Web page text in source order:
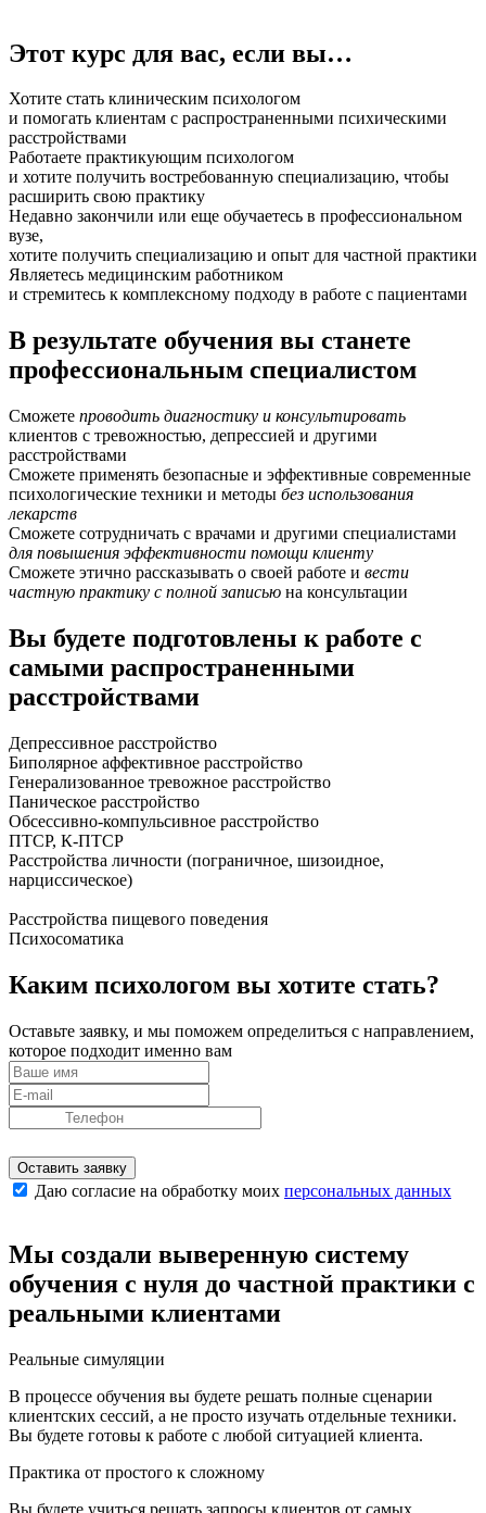
Этот курс для вас, если вы…
Хотите стать клиническим психологом
и помогать клиентам с распространенными психическими
расстройствами
Работаете практикующим психологом
и хотите получить востребованную специализацию, чтобы
расширить свою практику
Недавно закончили или еще обучаетесь в профессиональном
вузе,
хотите получить специализацию и опыт для частной практики
Являетесь медицинским работником
и стремитесь к комплексному подходу в работе с пациентами
В результате обучения вы станете
профессиональным специалистом
Сможете проводить диагностику и консультировать
клиентов с тревожностью, депрессией и другими
расстройствами
Сможете применять безопасные и эффективные современные
психологические техники и методы без использования
лекарств
Сможете сотрудничать с врачами и другими специалистами
для повышения эффективности помощи клиенту
Сможете этично рассказывать о своей работе и вести
частную практику с полной записью на консультации
Вы будете подготовлены к работе с
самыми распространенными
расстройствами
Депрессивное расстройство
Биполярное аффективное расстройство
Генерализованное тревожное расстройство
Паническое расстройство
Обсессивно-компульсивное расстройство
ПТСР, К-ПТСР
Расстройства личности (пограничное, шизоидное,
нарциссическое)
Расстройства пищевого поведения
Психосоматика
Каким психологом вы хотите стать?
Оставьте заявку, и мы поможем определиться с направлением,
которое подходит именно вам
Оставить заявку
Даю согласие на обработку моих персональных данных
Мы создали выверенную систему
обучения с нуля до частной практики с
реальными клиентами
Реальные симуляции
В процессе обучения вы будете решать полные сценарии
клиентских сессий, а не просто изучать отдельные техники.
Вы будете готовы к работе с любой ситуацией клиента.
Практика от простого к сложному
Вы будете учиться решать запросы клиентов от самых